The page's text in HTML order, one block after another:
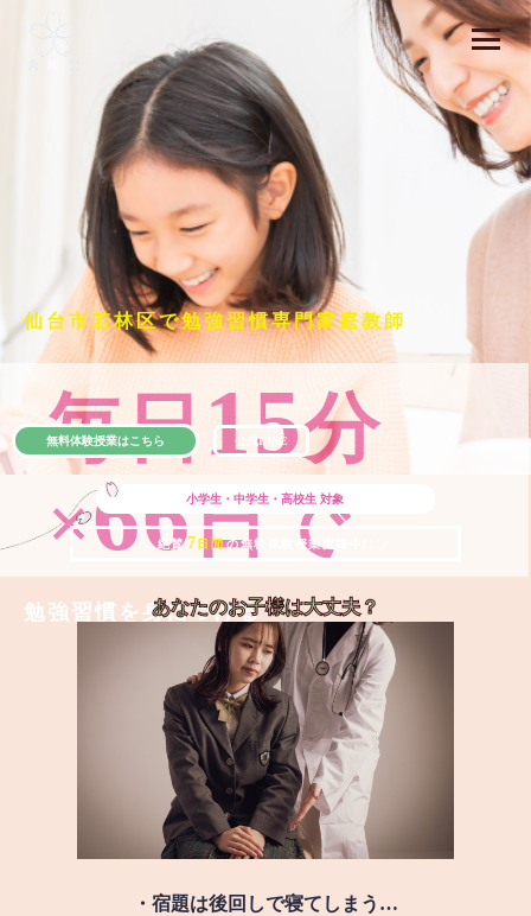
仙台市若林区で勉強習慣専門家庭教師
毎日15分
×66日で
勉強習慣を身につける
小学生・中学生・高校生 対象
＼ 絶賛 7 日間の無料体験授業実施中!! ／
無料体験授業はこちら 公式LINE
あなたのお子様は大丈夫？
・宿題は後回しで寝てしまう…